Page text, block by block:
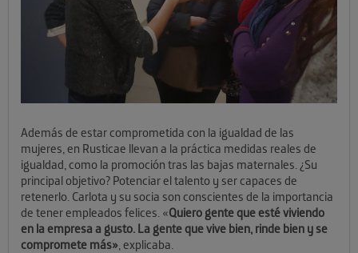
Además de estar comprometida con la igualdad de las
mujeres, en Rusticae llevan a la práctica medidas reales de
igualdad, como la promoción tras las bajas maternales. ¿Su
principal objetivo? Potenciar el talento y ser capaces de
retenerlo. Carlota y su socia son conscientes de la importancia
de tener empleados felices. «Quiero gente que esté viviendo
en la empresa a gusto. La gente que vive bien, rinde bien y se
compromete más» , explicaba.